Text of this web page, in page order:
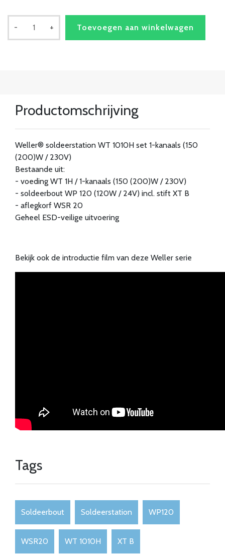
- + Toevoegen aan winkelwagen
Productomschrijving
Weller® soldeerstation WT 1010H set 1-kanaals (150
(200)W / 230V)
Bestaande uit:
- voeding WT 1H / 1-kanaals (150 (200)W / 230V)
- soldeerbout WP 120 (120W / 24V) incl. stift XT B
- aflegkorf WSR 20
Geheel ESD-veilige uitvoering
Bekijk ook de introductie film van deze Weller serie
Tags
Soldeerbout Soldeerstation WP120
WSR20 WT 1010H XT B